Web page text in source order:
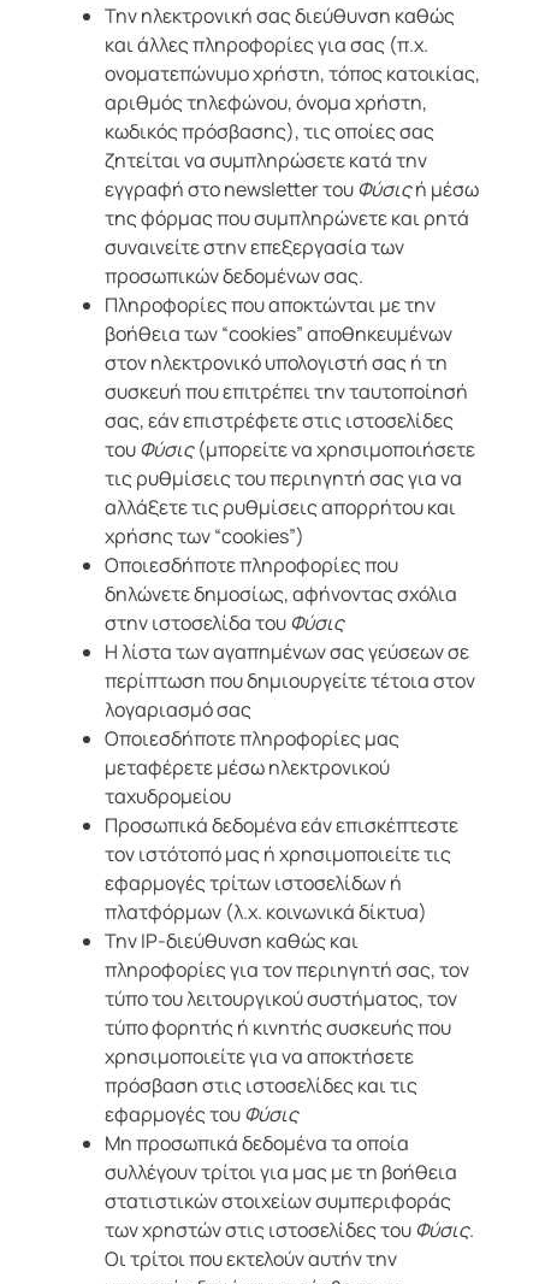
Την ηλεκτρονική σας διεύθυνση καθώς
και άλλες πληροφορίες για σας (π.χ.
ονοματεπώνυμο χρήστη, τόπος κατοικίας,
αριθμός τηλεφώνου, όνομα χρήστη,
κωδικός πρόσβασης), τις οποίες σας
ζητείται να συμπληρώσετε κατά την
εγγραφή στο newsletter τουΦύσιςή μέσω
της φόρμας που συμπληρώνετε και ρητά
συναινείτε στην επεξεργασία των
προσωπικών δεδομένων σας.
Πληροφορίες που αποκτώνται με την
βοήθεια των “cookies” αποθηκευμένων
στον ηλεκτρονικό υπολογιστή σας ή τη
συσκευή που επιτρέπει την ταυτοποίησή
σας, εάν επιστρέφετε στις ιστοσελίδες
τουΦύσις(μπορείτε να χρησιμοποιήσετε
τις ρυθμίσεις του περιηγητή σας για να
αλλάξετε τις ρυθμίσεις απορρήτου και
χρήσης των “cookies”)
Οποιεσδήποτε πληροφορίες που
δηλώνετε δημοσίως, αφήνοντας σχόλια
στην ιστοσελίδα τουΦύσις
Η λίστα των αγαπημένων σας γεύσεων σε
περίπτωση που δημιουργείτε τέτοια στον
λογαριασμό σας
Οποιεσδήποτε πληροφορίες μας
μεταφέρετε μέσω ηλεκτρονικού
ταχυδρομείου
Προσωπικά δεδομένα εάν επισκέπτεστε
τον ιστότοπό μας ή χρησιμοποιείτε τις
εφαρμογές τρίτων ιστοσελίδων ή
πλατφόρμων (λ.χ. κοινωνικά δίκτυα)
Την IP-διεύθυνση καθώς και
πληροφορίες για τον περιηγητή σας, τον
τύπο του λειτουργικού συστήματος, τον
τύπο φορητής ή κινητής συσκευής που
χρησιμοποιείτε για να αποκτήσετε
πρόσβαση στις ιστοσελίδες και τις
εφαρμογές τουΦύσις
Μη προσωπικά δεδομένα τα οποία
συλλέγουν τρίτοι για μας με τη βοήθεια
στατιστικών στοιχείων συμπεριφοράς
των χρηστών στις ιστοσελίδες τουΦύσις.
Οι τρίτοι που εκτελούν αυτήν την